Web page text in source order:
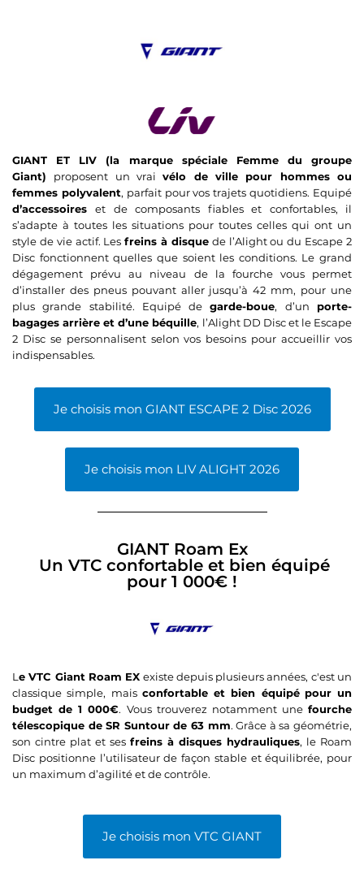
GIANT ET LIV (la marque spéciale Femme du groupe
Giant) proposent un vraivélo de ville pour hommes ou
femmes polyvalent, parfait pour vos trajets quotidiens. Equipé
d’accessoireset de composants fiables et confortables, il
s’adapte à toutes les situations pour toutes celles qui ont un
style de vie actif. Lesfreins à disquede l’Alight ou du Escape 2
Disc fonctionnent quelles que soient les conditions. Le grand
dégagement prévu au niveau de la fourche vous permet
d’installer des pneus pouvant aller jusqu’à 42 mm, pour une
plus grande stabilité. Equipé degarde-boue, d’un porte-
bagages arrière et d’une béquille, l’Alight DD Disc et le Escape
2 Disc se personnalisent selon vos besoins pour accueillir vos
indispensables.
Je choisis mon GIANT ESCAPE 2 Disc 2026
Je choisis mon LIV ALIGHT 2026
GIANT Roam Ex
Un VTC confortable et bien équipé
pour 1 000€ !
L e VTC Giant Roam EX existe depuis plusieurs années, c'est un
classique simple, mais confortable et bien équipé pour un
budget de 1 000€. Vous trouverez notamment une fourche
télescopique de SR Suntour de 63 mm. Grâce à sa géométrie,
son cintre plat et ses freins à disques hydrauliques, le Roam
Disc positionne l’utilisateur de façon stable et équilibrée, pour
un maximum d’agilité et de contrôle.
Je choisis mon VTC GIANT